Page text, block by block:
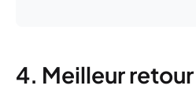
4. Meilleur